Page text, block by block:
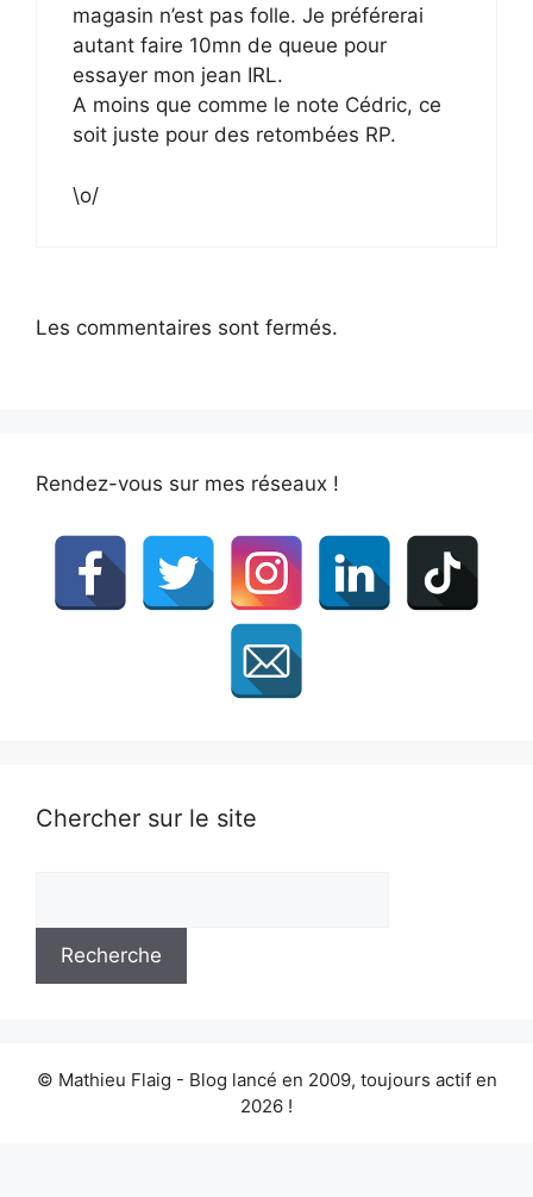
magasin n’est pas folle. Je préférerai
autant faire 10mn de queue pour
essayer mon jean IRL.
A moins que comme le note Cédric, ce
soit juste pour des retombées RP.
\o/
Les commentaires sont fermés.
Rendez-vous sur mes réseaux !
Chercher sur le site
© Mathieu Flaig - Blog lancé en 2009, toujours actif en
2026 !